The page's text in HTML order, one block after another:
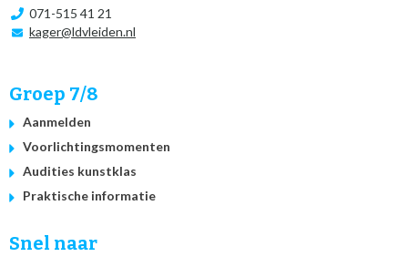
071-515 41 21
kager@ldvleiden.nl
Groep 7/8
Aanmelden
Voorlichtingsmomenten
Audities kunstklas
Praktische informatie
Snel naar